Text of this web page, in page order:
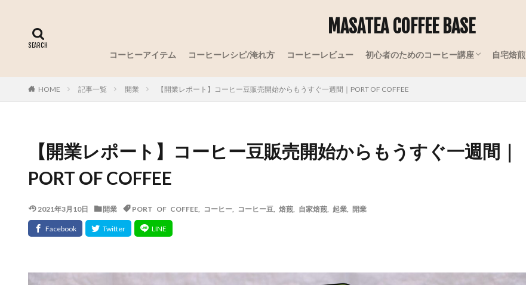
MASATEA COFFEE BASE
コーヒーアイテム コーヒーレシピ/淹れ方 コーヒーレビュー 初心者のためのコーヒー講座
コーヒーの産地
コーヒーの品種
コーヒーの加工
コーヒーの知識
自宅焙煎
HOME 記事一覧 開業 【開業レポート】コーヒー豆販売開始からもうすぐ一週間｜PORT OF COFFEE
【開業レポート】コーヒー豆販売開始からもうすぐ一週間｜
PORT OF COFFEE
2021年3月10日 開業 PORT OF COFFEE, コーヒー, コーヒー豆, 焙煎, 自家焙煎, 起業, 開業